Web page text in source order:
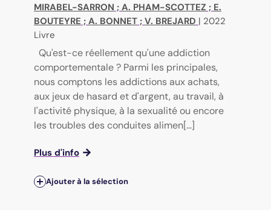
MIRABEL-SARRON ; A. PHAM-SCOTTEZ ; E.
BOUTEYRE ; A. BONNET ; V. BREJARD | 2022
Livre
Qu'est-ce réellement qu'une addiction
comportementale ? Parmi les principales,
nous comptons les addictions aux achats,
aux jeux de hasard et d'argent, au travail, à
l'activité physique, à la sexualité ou encore
les troubles des conduites alimen[...]
Plus d'info
Ajouter à la sélection